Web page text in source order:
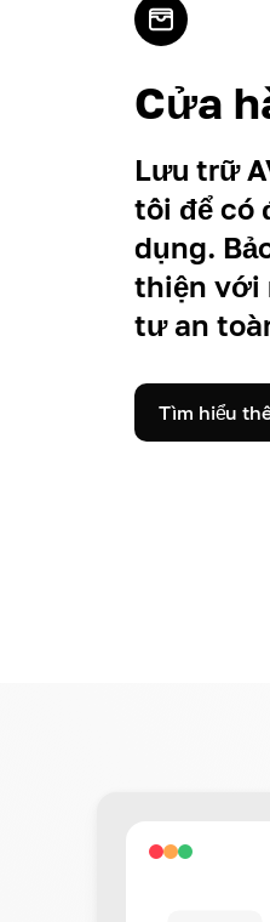
Cửa
Lưu trữ
tôi để có
dụng.
thiện với
tư an
Tìm hiểu